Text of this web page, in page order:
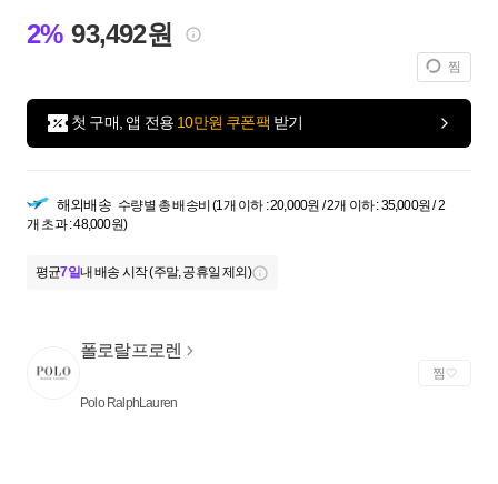
2% 93,492원
찜
첫 구매, 앱 전용 10만원 쿠폰팩 받기
해외배송 수량별 총 배송비 (1개 이하 : 20,000원 / 2개 이하 : 35,000원 / 2
개 초과 : 48,000원)
평균7일내 배송 시작 (주말, 공휴일 제외)
폴로랄프로렌
Polo RalphLauren
찜